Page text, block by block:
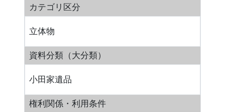
カテゴリ区分
立体物
資料分類（大分類）
小田家遺品
権利関係・利用条件